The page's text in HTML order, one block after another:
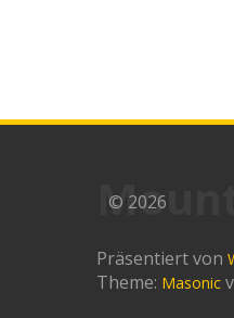
© 2026
Präsentiert von
Theme: Masonic